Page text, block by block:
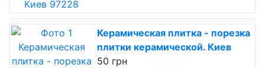
Керамическая плитка - порезка
плитки керамической. Киев
50 грн